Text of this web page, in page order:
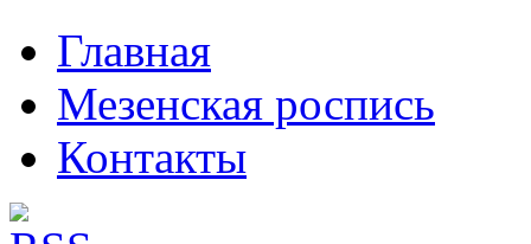
Главная
Мезенская роспись
Контакты